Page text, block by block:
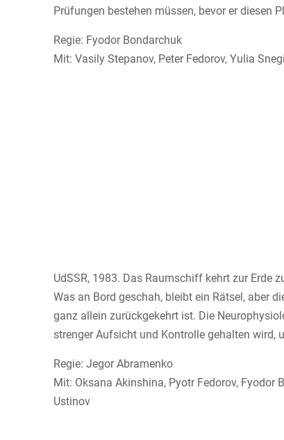
Prüfungen bestehen müssen, bevor er diesen
Regie: Fyodor Bondarchuk
Mit: Vasily Stepanov, Peter Fedorov, Yulia
UdSSR, 1983. Das Raumschiff kehrt zur Erde
Was an Bord geschah, bleibt ein Rätsel, aber
ganz allein zurückgekehrt ist. Die
strenger Aufsicht und Kontrolle gehalten wird,
Regie: Jegor Abramenko
Mit: Oksana Akinshina, Pyotr Fedorov, Fyodor
Ustinov